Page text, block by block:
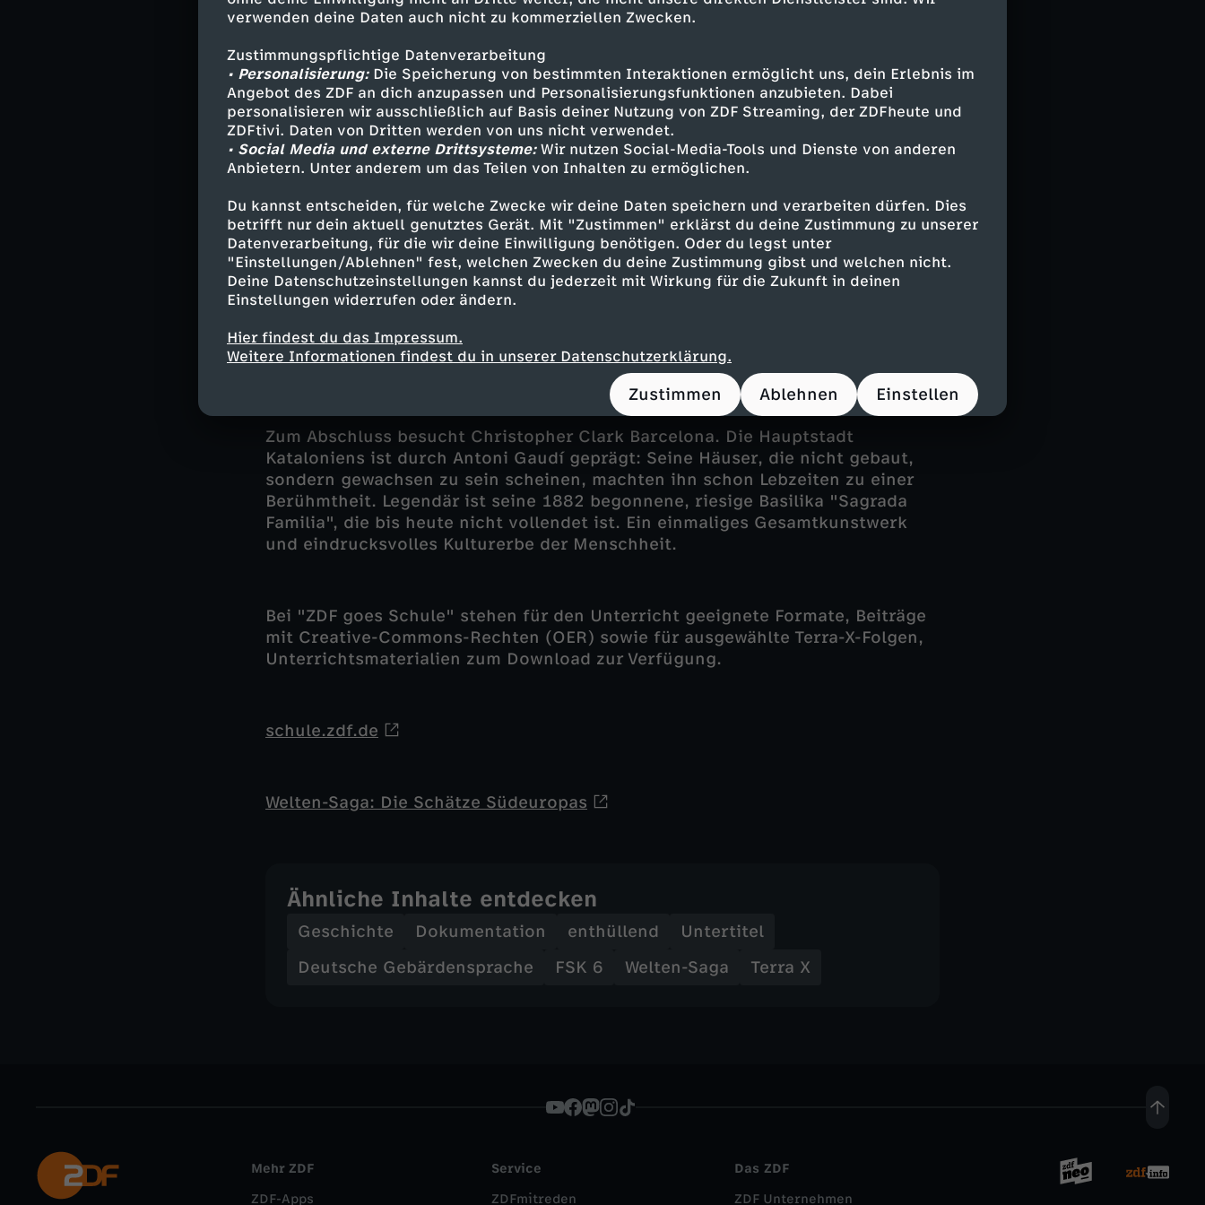
verwenden deine Daten auch nicht zu kommerziellen Zwecken.
Zustimmungspflichtige Datenverarbeitung
• Personalisierung:Die Speicherung von bestimmten Interaktionen ermöglicht uns, dein Erlebnis im
Angebot des ZDF an dich anzupassen und Personalisierungsfunktionen anzubieten. Dabei
personalisieren wir ausschließlich auf Basis deiner Nutzung von ZDF Streaming, der ZDFheute und
ZDFtivi. Daten von Dritten werden von uns nicht verwendet.
• Social Media und externe Drittsysteme:Wir nutzen Social-Media-Tools und Dienste von anderen
Anbietern. Unter anderem um das Teilen von Inhalten zu ermöglichen.
Du kannst entscheiden, für welche Zwecke wir deine Daten speichern und verarbeiten dürfen. Dies
betrifft nur dein aktuell genutztes Gerät. Mit "Zustimmen" erklärst du deine Zustimmung zu unserer
Datenverarbeitung, für die wir deine Einwilligung benötigen. Oder du legst unter
"Einstellungen/Ablehnen" fest, welchen Zwecken du deine Zustimmung gibst und welchen nicht.
Deine Datenschutzeinstellungen kannst du jederzeit mit Wirkung für die Zukunft in deinen
Einstellungen widerrufen oder ändern.
Hier findest du das Impressum.
Weitere Informationen findest du in unserer Datenschutzerklärung.
Zustimmen Ablehnen Einstellen
ehemaligen Goldminen von Las Médulas. Die Römer bauten das Edelmetall ab,
die Berge getrieben hatten und brachten sie dadurch zum Einsturz. Der
schieren Dimension des antiken Bergbaus, der die gesamte Landschaft
veränderte, verdankt die Mine heute ihren Platz auf der UNESCO-Liste.
Rund 500 Kilometer weiter südlich besucht Christopher Clark das legendäre
Córdoba, in dessen Gebäuden bis heute die Jahrhunderte lange muslimische
Herrschaft über Andalusien sichtbar ist. Nach der Eroberung seit 711 schufen
die Mauren das Reich Al-Andalus, in dem es während seiner 800-jährigen
Geschichte nicht nur Konflikte, sondern auch kreatives Miteinander von
Christen, Juden und Muslimen gab. Die Kulturen mischten sich, lernten
voneinander, auch musikalisch. Der Flamenco zeugt bis heute davon und
gehört inzwischen zum "Immateriellen Weltkulturerbe".
Zum Abschluss besucht Christopher Clark Barcelona. Die Hauptstadt
Kataloniens ist durch Antoni Gaudí geprägt: Seine Häuser, die nicht gebaut,
sondern gewachsen zu sein scheinen, machten ihn schon Lebzeiten zu einer
Berühmtheit. Legendär ist seine 1882 begonnene, riesige Basilika "Sagrada
Familia", die bis heute nicht vollendet ist. Ein einmaliges Gesamtkunstwerk
und eindrucksvolles Kulturerbe der Menschheit.
Bei "ZDF goes Schule" stehen für den Unterricht geeignete Formate, Beiträge
mit Creative-Commons-Rechten (OER) sowie für ausgewählte Terra-X-Folgen,
Unterrichtsmaterialien zum Download zur Verfügung.
schule.zdf.de
Welten-Saga: Die Schätze Südeuropas
Ähnliche Inhalte entdecken
Geschichte Dokumentation enthüllend
Untertitel
Deutsche Gebärdensprache
FSK 6 Welten-Saga Terra X
Mehr ZDF
ZDF-Apps
Service
ZDFmitreden
Das ZDF
ZDF Unternehmen